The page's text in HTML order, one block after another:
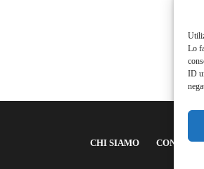
Lo
ID
CHI SIAMO CONTATTI